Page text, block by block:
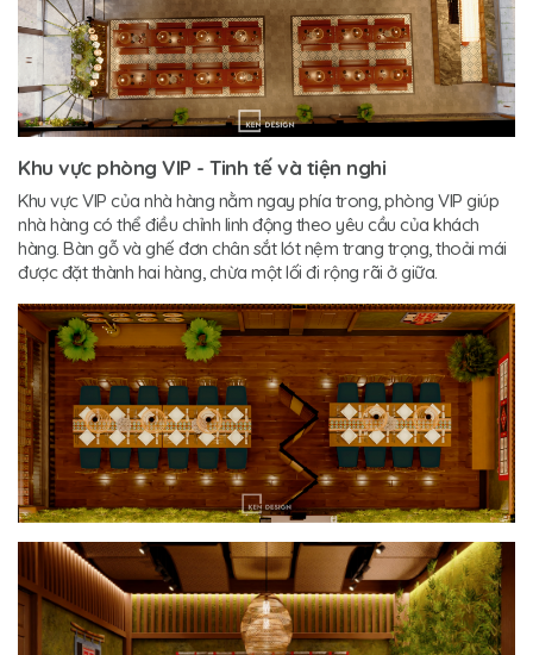
Khu vực phòng VIP - Tinh tế và tiện nghi
Khu vực VIP của nhà hàng nằm ngay phía trong, phòng VIP giúp
nhà hàng có thể điều chỉnh linh động theo yêu cầu của khách
hàng. Bàn gỗ và ghế đơn chân sắt lót nệm trang trọng, thoải mái
được đặt thành hai hàng, chừa một lối đi rộng rãi ở giữa.